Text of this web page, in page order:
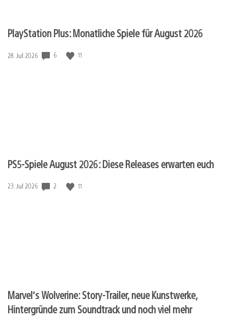
PlayStation Plus: Monatliche Spiele für August 2026
Veröffentlichungsdatum:
28. Jul 2026 6 11
PS5-Spiele August 2026: Diese Releases erwarten euch
Veröffentlichungsdatum:
23. Jul 2026 2 11
Marvel‘s Wolverine: Story-Trailer, neue Kunstwerke,
Hintergründe zum Soundtrack und noch viel mehr